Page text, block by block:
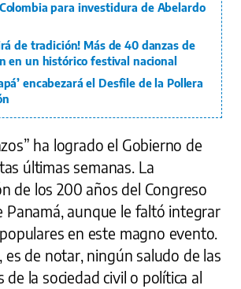
para investidura de Abelardo
de tradición! Más de 40 danzas de
en un histórico festival nacional
encabezará el Desfile de la Pollera
ha logrado el Gobierno de
últimas semanas. La
de los 200 años del Congreso
Panamá, aunque le faltó integrar
en este magno evento.
de notar, ningún saludo de las
de la sociedad civil o política al